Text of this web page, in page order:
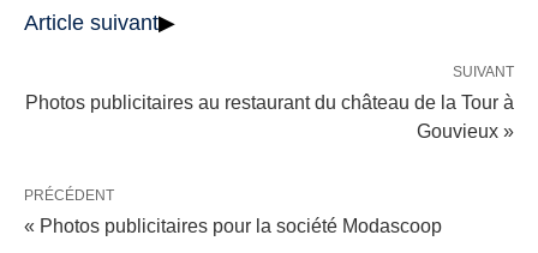
Article suivant▶
SUIVANT
Photos publicitaires au restaurant du château de la Tour à
Gouvieux »
PRÉCÉDENT
« Photos publicitaires pour la société Modascoop